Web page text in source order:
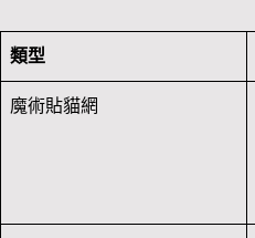
類型
魔術貼貓網